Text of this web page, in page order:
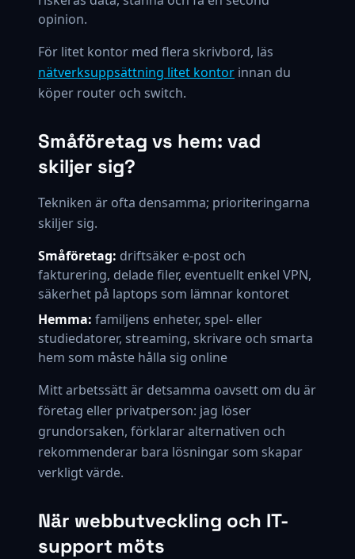
opinion.
För litet kontor med flera skrivbord, läs
nätverksuppsättning litet kontor innan du
köper router och switch.
Småföretag vs hem: vad
skiljer sig?
Tekniken är ofta densamma; prioriteringarna
skiljer sig.
Småföretag: driftsäker e-post och
fakturering, delade filer, eventuellt enkel VPN,
säkerhet på laptops som lämnar kontoret
Hemma: familjens enheter, spel- eller
studiedatorer, streaming, skrivare och smarta
hem som måste hålla sig online
Mitt arbetssätt är detsamma oavsett om du är
företag eller privatperson: jag löser
grundorsaken, förklarar alternativen och
rekommenderar bara lösningar som skapar
verkligt värde.
När webbutveckling och IT-
support möts